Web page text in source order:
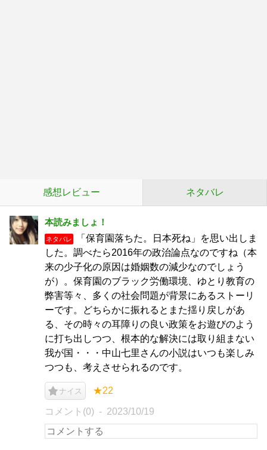
感想レビュー ネタバレ
本読みましょ！
ネタバレ
「保育園落ちた。日本死ね」を思い出しま
した。調べたら2016年の政治論点なのですね（本
来の少子化の原因は婚姻数の減少なのでしょう
が）。保育園のブラック労働環境、ゆとり教育の
弊害等々、多くの社会問題が背景にあるストーリ
ーです。どちらかに振れるとまた揺り戻しがあ
る、その時々の耳障りの良い政策をお遊びのよう
に打ち出しつつ、根本的な解決には取り組まない
我が国・・・中山七里さんの小説はいつも楽しみ
つつも、考えさせられるのです。
ナイス ★22
コメント(0) 2023/10/19